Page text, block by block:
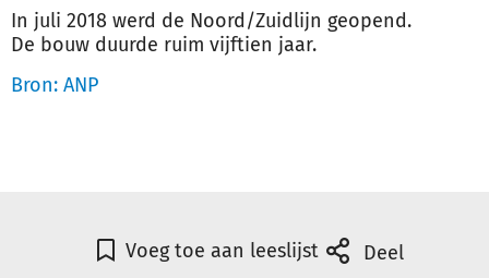
In juli 2018 werd de Noord/Zuidlijn geopend.
De bouw duurde ruim vijftien jaar.
Bron: ANP
Voeg toe aan leeslijst Deel